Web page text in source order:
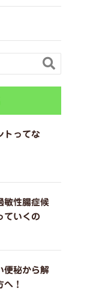

トってな
敏性腸症候
ていくの
便秘から解
！